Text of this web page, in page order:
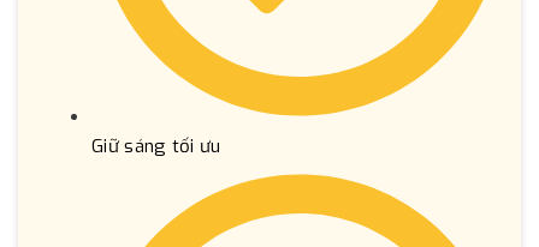
Giữ sáng tối ưu